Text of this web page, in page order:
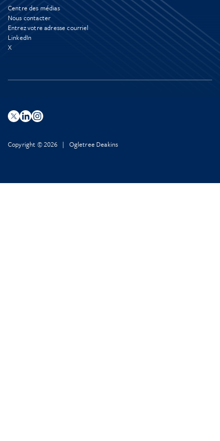
Centre des médias
Nous contacter
Entrez votre adresse courriel
LinkedIn
X
Copyright © 2026 | Ogletree Deakins